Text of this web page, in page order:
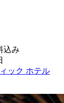
込み
ック ホテル